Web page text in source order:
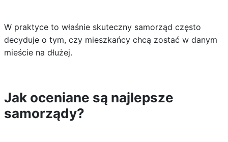
W praktyce to właśnie skuteczny samorząd często
decyduje o tym, czy mieszkańcy chcą zostać w danym
mieście na dłużej.
Jak oceniane są najlepsze
samorządy?